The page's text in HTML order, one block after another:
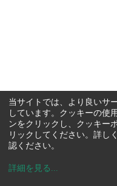
当サイトでは、より良いサ
しています。クッキーの使
ンをクリックし、クッキー
リックしてください。詳し
認ください。
詳細を見る ...